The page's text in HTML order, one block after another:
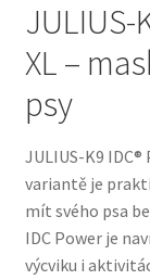
Bozita pro
Brit pro psy
Granule pro
Natural
JULIUS-
XL –
psy
JULIUS-K9
variantě je
mít svého psa
IDC Power je
výcviku i